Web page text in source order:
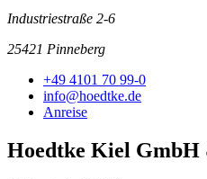
Industriestraße 2-6
25421 Pinneberg
+49 4101 70 99-0
info@hoedtke.de
Anreise
Hoedtke Kiel GmbH